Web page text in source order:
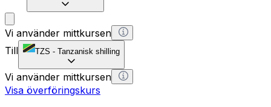
Vi använder mittkursen
Till
TZS - Tanzanisk shilling
Vi använder mittkursen
Visa överföringskurs